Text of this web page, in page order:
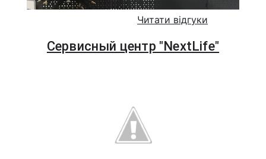
Читати відгуки
Сервисный центр "NextLife"